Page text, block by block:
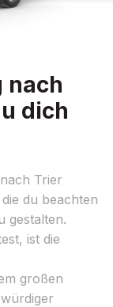
nach
dich
Trier
du beachten
gestalten.
ist die
großen